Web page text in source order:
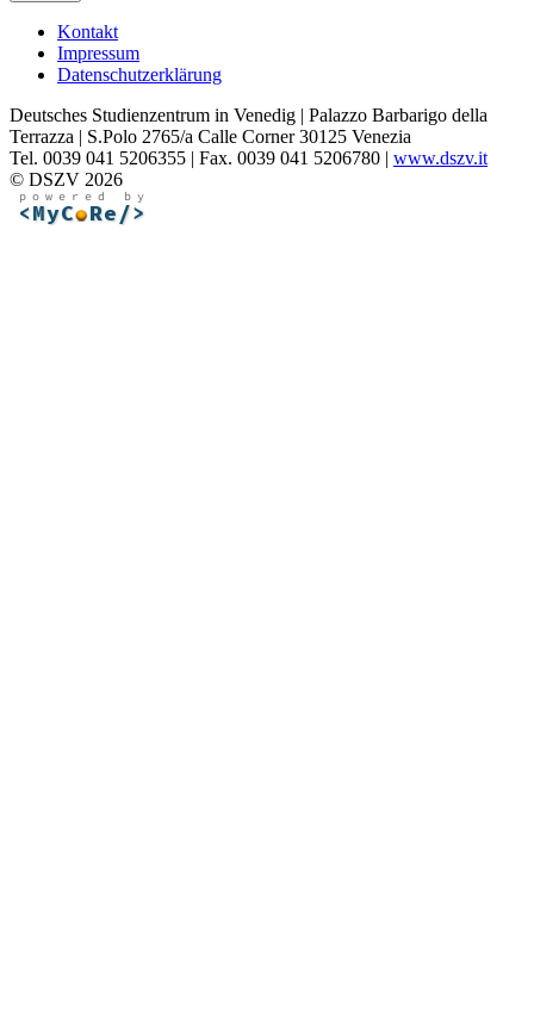
Kontakt
Impressum
Datenschutzerklärung
Deutsches Studienzentrum in Venedig | Palazzo Barbarigo della
Terrazza | S.Polo 2765/a Calle Corner 30125 Venezia
Tel. 0039 041 5206355 | Fax. 0039 041 5206780 | www.dszv.it
© DSZV 2026